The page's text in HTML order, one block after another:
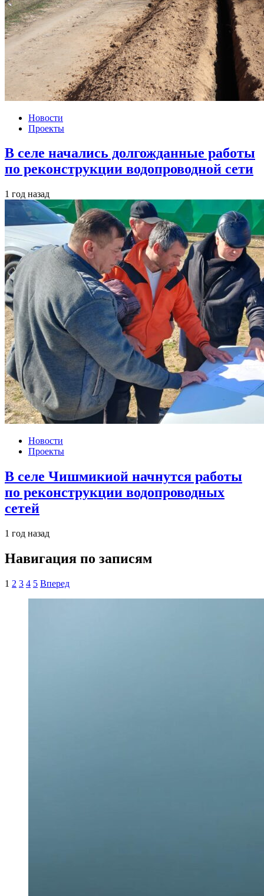
Новости
Проекты
В селе начались долгожданные работы
по реконструкции водопроводной сети
1 год назад
Новости
Проекты
В селе Чишмикиой начнутся работы
по реконструкции водопроводных
сетей
1 год назад
Навигация по записям
1 2 3 4 5 Вперед